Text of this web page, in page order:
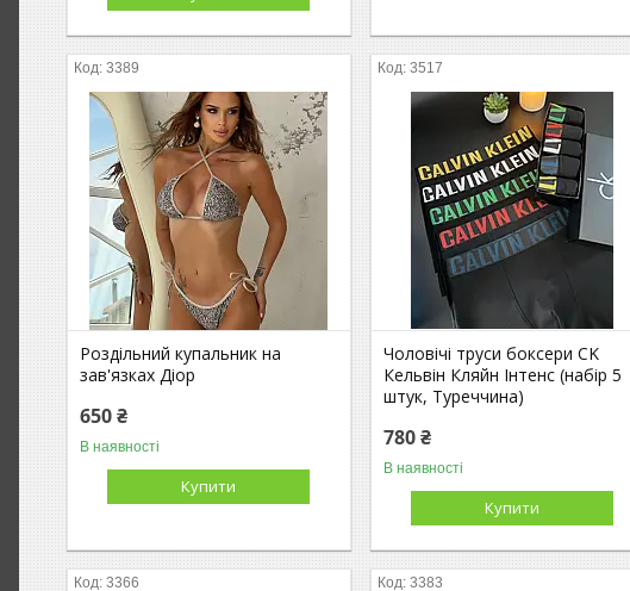
3389
Роздільний купальник на
зав'язках Діор
650 ₴
В наявності
Купити
3517
Чоловічі труси боксери CK
Кельвін Кляйн Інтенс (набір 5
штук, Туреччина)
780 ₴
В наявності
Купити
3366 3383